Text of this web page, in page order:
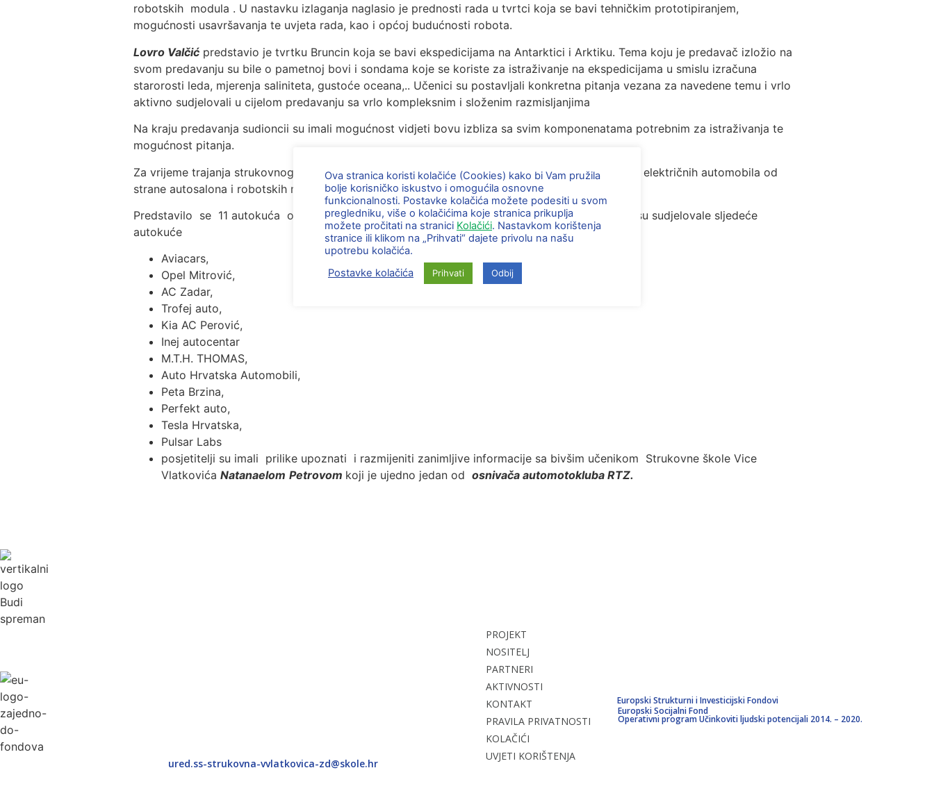
robotskih modula . U nastavku izlaganja naglasio je prednosti rada u tvrtci koja se bavi tehničkim prototipiranjem,
mogućnosti usavršavanja te uvjeta rada, kao i općoj budućnosti robota.
Lovro Valčić predstavio je tvrtku Bruncin koja se bavi ekspedicijama na Antarktici i Arktiku. Tema koju je predavač izložio na
svom predavanju su bile o pametnoj bovi i sondama koje se koriste za istraživanje na ekspedicijama u smislu izračuna
starorosti leda, mjerenja saliniteta, gustoće oceana,.. Učenici su postavljali konkretna pitanja vezana za navedene temu i vrlo
aktivno sudjelovali u cijelom predavanju sa vrlo kompleksnim i složenim razmisljanjima
Na kraju predavanja sudioncii su imali mogućnost vidjeti bovu izbliza sa svim komponenatama potrebnim za istraživanja te
mogućnost pitanja.
Za vrijeme trajanja strukovnog sajma svi posjetitelji su imali mogućnost razgledavanja izloženih električnih automobila od
strane autosalona i robotskih modula od strane Pulsar Labs-a.
Predstavilo se 11 autokuća od kojih su neki imali i po dva izložbena automobile. Od izlagača su sudjelovale sljedeće
autokuće
Aviacars,
Opel Mitrović,
AC Zadar,
Trofej auto,
Kia AC Perović,
Inej autocentar
M.T.H. THOMAS,
Auto Hrvatska Automobili,
Peta Brzina,
Perfekt auto,
Tesla Hrvatska,
Pulsar Labs
posjetitelji su imali prilike upoznati i razmijeniti zanimljive informacije sa bivšim učenikom Strukovne škole Vice
Vlatkovića Natanaelom Petrovom koji je ujedno jedan od osnivača automotokluba RTZ.
ured.ss-strukovna-vvlatkovica-zd@skole.hr
PROJEKT
NOSITELJ
PARTNERI
AKTIVNOSTI
KONTAKT
PRAVILA PRIVATNOSTI
KOLAČIĆI
UVJETI KORIŠTENJA
Europski Strukturni i Investicijski Fondovi
Europski Socijalni Fond
Operativni program Učinkoviti ljudski potencijali 2014. – 2020.
Ova stranica koristi kolačiće (Cookies) kako bi Vam pružila
bolje korisničko iskustvo i omogućila osnovne
funkcionalnosti. Postavke kolačića možete podesiti u svom
pregledniku, više o kolačićima koje stranica prikuplja
možete pročitati na stranici Kolačići. Nastavkom korištenja
stranice ili klikom na „Prihvati“ dajete privolu na našu
upotrebu kolačića.
Postavke kolačića
Prihvati Odbij